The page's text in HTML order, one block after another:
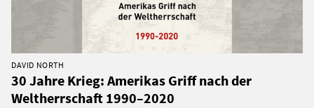
DAVID NORTH
30 Jahre Krieg: Amerikas Griff nach der
Weltherrschaft 1990–2020